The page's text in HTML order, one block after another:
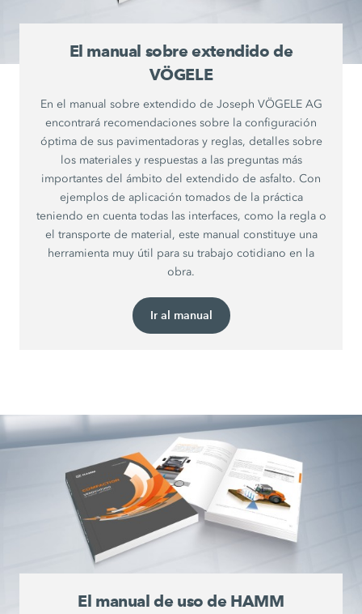
El manual sobre extendido de
VÖGELE
En el manual sobre extendido de Joseph VÖGELE AG
encontrará recomendaciones sobre la configuración
óptima de sus pavimentadoras y reglas, detalles sobre
los materiales y respuestas a las preguntas más
importantes del ámbito del extendido de asfalto. Con
ejemplos de aplicación tomados de la práctica
teniendo en cuenta todas las interfaces, como la regla o
el transporte de material, este manual constituye una
herramienta muy útil para su trabajo cotidiano en la
obra.
Ir al manual
El manual de uso de HAMM